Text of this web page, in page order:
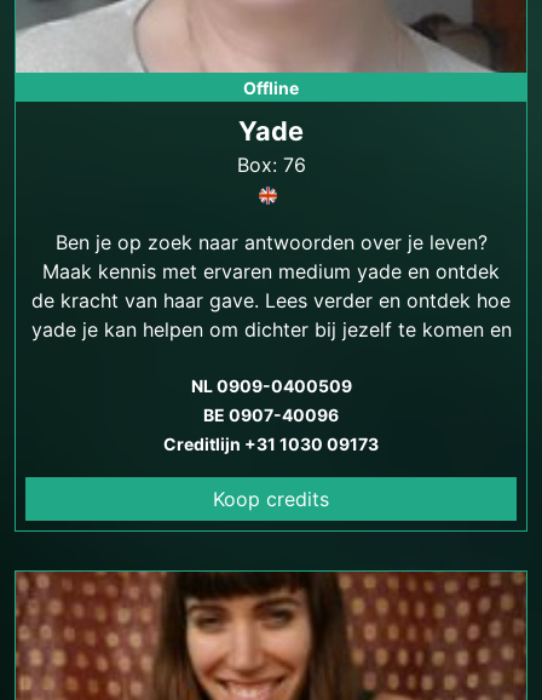
Offline
Yade
Box: 76
Ben je op zoek naar antwoorden over je leven?
Maak kennis met ervaren medium yade en ontdek
de kracht van haar gave. Lees verder en ontdek hoe
yade je kan helpen om dichter bij jezelf te komen en
NL 0909-0400509
BE 0907-40096
Creditlijn +31 1030 09173
Koop credits